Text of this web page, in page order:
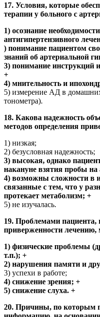
17. Условия, которые
терапии у больного с
1) осознание
антигипертензивного
) понимание пациентом
знаний об артериальной
3) понимание инструкций
+
4) мнительность и
5) измерение АД в
тонометра).
18. Какова надежность
методов определения
1) низкая;
2) безусловная надежность;
3) высокая, однако
накануне взятия пробы на
4) возможны сложности в
связанные с тем, что у
протекает метаболизм; +
5) не изучалась.
19. Проблемами
приверженности лечению,
1) физические проблемы
т.п.); +
2) нарушения памяти и
3) успехи в работе;
4) снижение зрения; +
5) снижение слуха. +
20. Причины, по которым